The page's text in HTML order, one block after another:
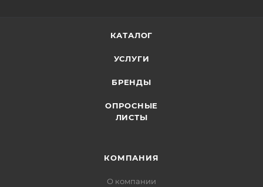
КАТАЛОГ
УСЛУГИ
БРЕНДЫ
ОПРОСНЫЕ
ЛИСТЫ
КОМПАНИЯ
О компании